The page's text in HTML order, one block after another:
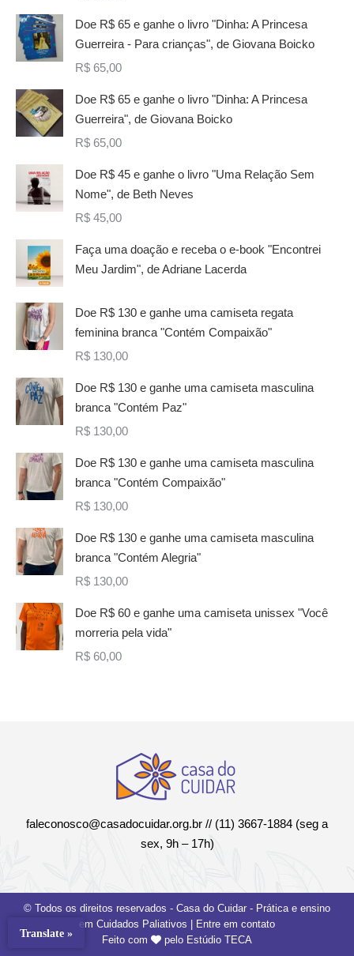
Doe R$ 65 e ganhe o livro "Dinha: A Princesa
Guerreira - Para crianças", de Giovana Boicko
R$ 65,00
Doe R$ 65 e ganhe o livro "Dinha: A Princesa
Guerreira", de Giovana Boicko
R$ 65,00
Doe R$ 45 e ganhe o livro "Uma Relação Sem
Nome", de Beth Neves
R$ 45,00
Faça uma doação e receba o e-book "Encontrei
Meu Jardim", de Adriane Lacerda
Doe R$ 130 e ganhe uma camiseta regata
feminina branca "Contém Compaixão"
R$ 130,00
Doe R$ 130 e ganhe uma camiseta masculina
branca "Contém Paz"
R$ 130,00
Doe R$ 130 e ganhe uma camiseta masculina
branca "Contém Compaixão"
R$ 130,00
Doe R$ 130 e ganhe uma camiseta masculina
branca "Contém Alegria"
R$ 130,00
Doe R$ 60 e ganhe uma camiseta unissex "Você
morreria pela vida"
R$ 60,00
faleconosco@casadocuidar.org.br // (11) 3667-1884 (seg a
sex, 9h – 17h)
© Todos os direitos reservados - Casa do Cuidar - Prática e ensino
em Cuidados Paliativos |
Entre em contato
Feito com
pelo Estúdio TECA
Translate »